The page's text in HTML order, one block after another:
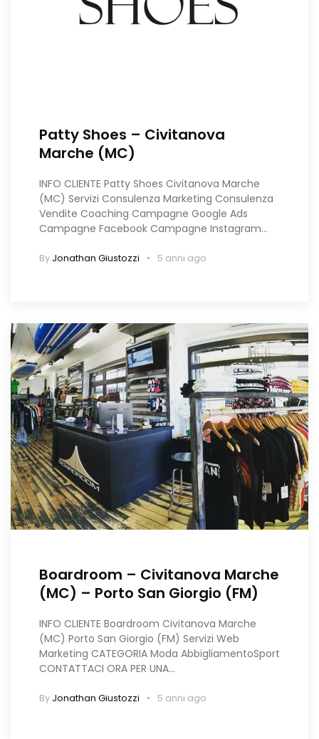
Patty Shoes – Civitanova
Marche (MC)
INFO CLIENTE Patty Shoes Civitanova Marche
(MC) Servizi Consulenza Marketing Consulenza
Vendite Coaching Campagne Google Ads
Campagne Facebook Campagne Instagram…
By Jonathan Giustozzi 5 anni ago
Boardroom – Civitanova Marche
(MC) – Porto San Giorgio (FM)
INFO CLIENTE Boardroom Civitanova Marche
(MC) Porto San Giorgio (FM) Servizi Web
Marketing CATEGORIA Moda AbbigliamentoSport
CONTATTACI ORA PER UNA…
By Jonathan Giustozzi 5 anni ago